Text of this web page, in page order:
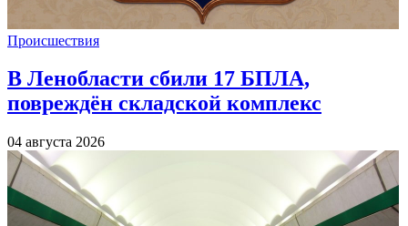
Происшествия
В Ленобласти сбили 17 БПЛА,
повреждён складской комплекс
04 августа 2026